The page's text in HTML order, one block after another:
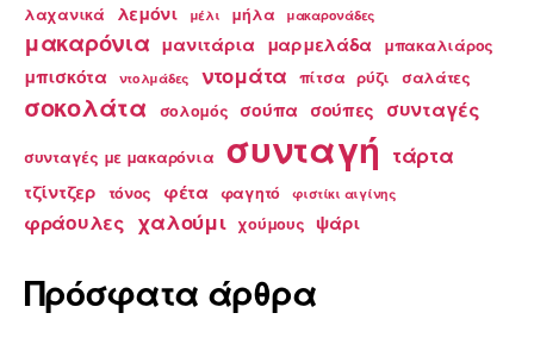
λαχανικά λεμόνι μέλι μήλα μακαρονάδες
μακαρόνια μανιτάρια μαρμελάδα μπακαλιάρος
μπισκότα ντολμάδες ντομάτα πίτσα ρύζι σαλάτες
σοκολάτα σολομός σούπα σούπες συνταγές
συνταγές με μακαρόνια συνταγή τάρτα
τζίντζερ τόνος φέτα φαγητό φιστίκι αιγίνης
φράουλες χαλούμι χούμους ψάρι
Πρόσφατα άρθρα